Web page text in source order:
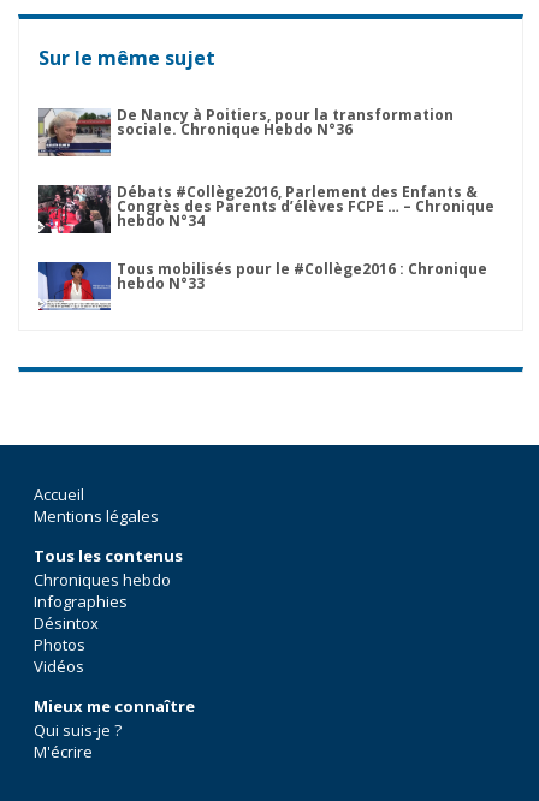
Sur le même sujet
De Nancy à Poitiers, pour la transformation
sociale. Chronique Hebdo N°36
Débats #Collège2016, Parlement des Enfants &
Congrès des Parents d’élèves FCPE … – Chronique
hebdo N°34
Tous mobilisés pour le #Collège2016 : Chronique
hebdo N°33
Accueil
Mentions légales
Tous les contenus
Chroniques hebdo
Infographies
Désintox
Photos
Vidéos
Mieux me connaître
Qui suis-je ?
M'écrire